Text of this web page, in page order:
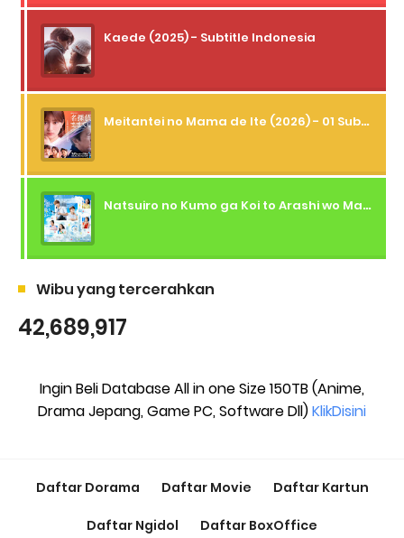
Kaede (2025) - Subtitle Indonesia
Meitantei no Mama de Ite (2026) - 01 Subtitle Indonesia
Natsuiro no Kumo ga Koi to Arashi wo Makiokosu (2026) - 01 Subtitle Indonesia
Wibu yang tercerahkan
42,689,917
Ingin Beli Database All in one Size 150TB (Anime,
Drama Jepang, Game PC, Software Dll)KlikDisini
Daftar Dorama Daftar Movie Daftar Kartun
Daftar Ngidol Daftar BoxOffice